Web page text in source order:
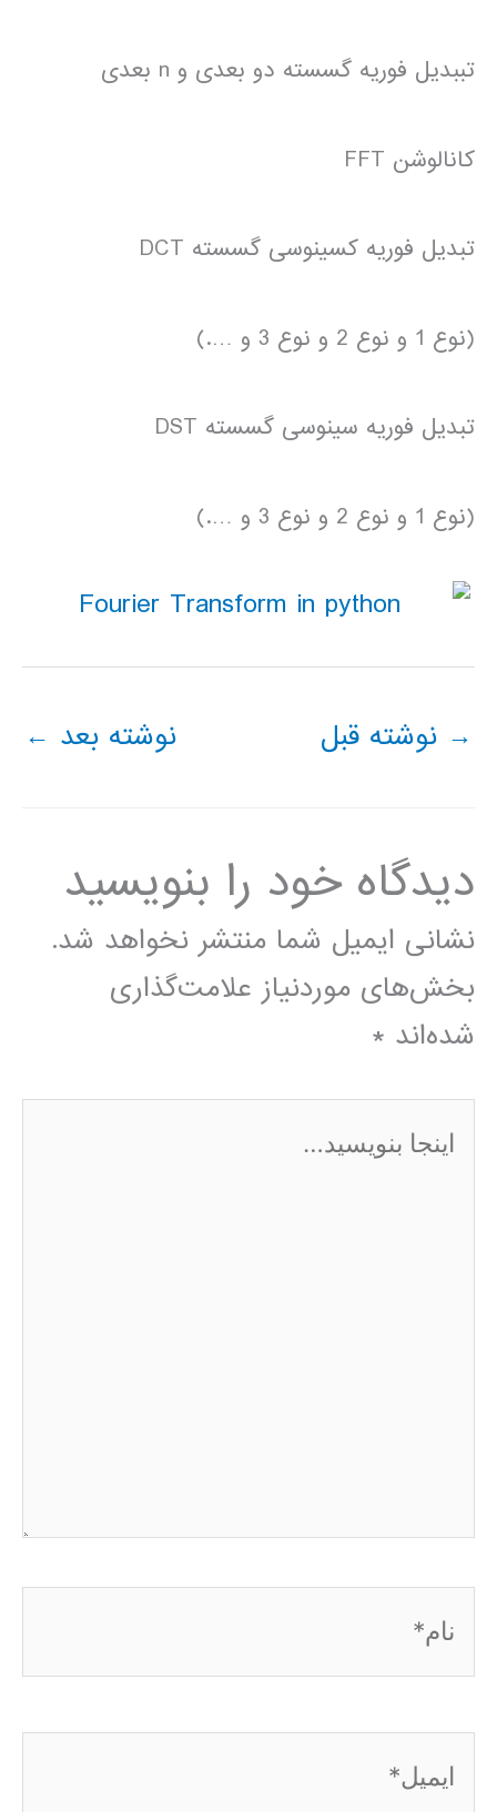
تببدیل فوریه گسسته دو بعدی و n بعدی
کانالوشن FFT
تبدیل فوریه کسینوسی گسسته DCT
(نوع 1 و نوع 2 و نوع 3 و ….)
تبدیل فوریه سینوسی گسسته DST
(نوع 1 و نوع 2 و نوع 3 و ….)
→ نوشته قبل نوشته بعد ←
دیدگاه‌ خود را بنویسید
نشانی ایمیل شما منتشر نخواهد شد.
بخش‌های موردنیاز علامت‌گذاری
شده‌اند *
اینجا
بنویسید…
نام*
ایمیل*